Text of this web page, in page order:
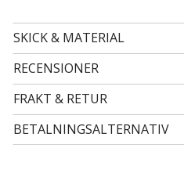
SKICK & MATERIAL
RECENSIONER
FRAKT & RETUR
BETALNINGSALTERNATIV